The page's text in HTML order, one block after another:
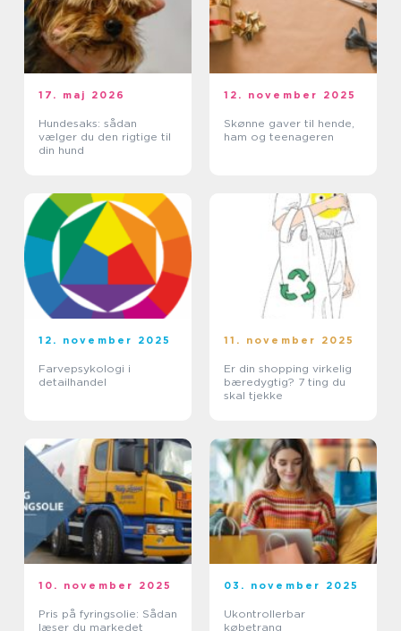
17. maj 2026
Hundesaks: sådan
vælger du den rigtige til
din hund
12. november 2025
Skønne gaver til hende,
ham og teenageren
12. november 2025
Farvepsykologi i
detailhandel
11. november 2025
Er din shopping virkelig
bæredygtig? 7 ting du
skal tjekke
10. november 2025
Pris på fyringsolie: Sådan
læser du markedet
03. november 2025
Ukontrollerbar
købetrang